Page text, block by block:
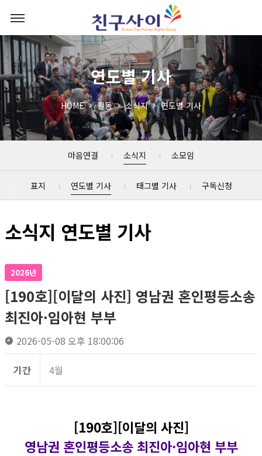
연도별 기사
HOME 활동 소식지 연도별 기사
마음연결 소식지 소모임
표지 연도별 기사 태그별 기사 구독신청
소식지 연도별 기사
2026년
[190호][이달의 사진] 영남권 혼인평등소송
최진아·임아현 부부
2026-05-08 오후 18:00:06
기간 4월
[190호][이달의 사진]
영남권 혼인평등소송 최진아·임아현 부부